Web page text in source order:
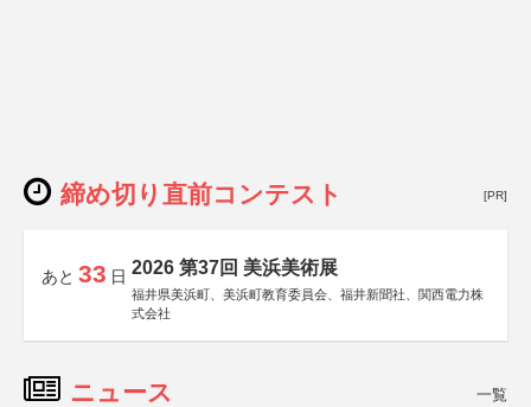
締め切り直前コンテスト [PR]
あと 33 日 2026 第37回 美浜美術展
福井県美浜町、美浜町教育委員会、福井新聞社、関西電力株
式会社
ニュース 一覧